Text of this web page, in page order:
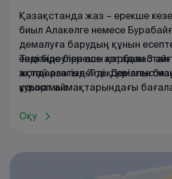
Қазақстанда жаз – ерекше
биыл Алакөлге немесе
демалуға барудың құнын
енді біреулер осы
жолдарын іздейді. Демалыс
курорт аймақтарындағы
қарапайым супермаркеттерде
Төменде бірнеше аптадан 3
ақтай алатын 7 тексерілген
ұсынамыз.
Оқу